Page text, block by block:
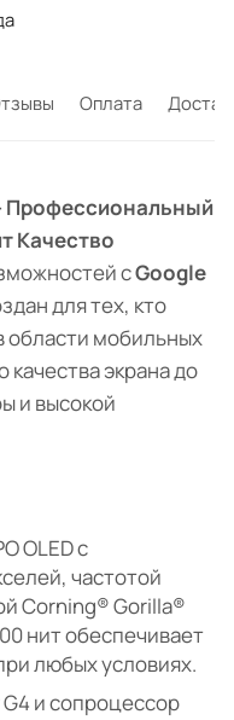
Оплата
Профессиональный
Качество
сGoogle
для тех, кто
области мобильных
экрана до
и высокой
OLED с
частотой
Corning® Gorilla®
нит обеспечивает
любых условиях.
и сопроцессор